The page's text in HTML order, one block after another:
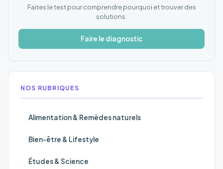
Faites le test pour comprendre pourquoi et trouver des
solutions.
Faire le diagnostic
NOS RUBRIQUES
Alimentation & Remèdes naturels
Bien-être & Lifestyle
Études & Science